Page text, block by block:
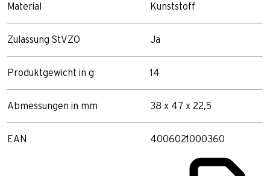
Material Kunststoff
Zulassung StVZO Ja
Produktgewicht in g 14
Abmessungen in mm 38 x 47 x 22,5
EAN 4006021000360